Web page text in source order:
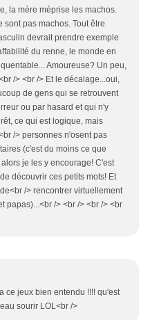
la mère méprise les machos.
sont pas machos. Tout être
devrait prendre exemple
du renne, le monde en
Amoureuse? Un peu,
/> <br /> Et le décalage...oui,
de gens qui se retrouvent
ou par hasard et qui n'y
ce qui est logique, mais
/> personnes n'osent pas
(c'est du moins ce que
je les y encourage! C'est
découvrir ces petits mots! Et
/> rencontrer virtuellement
papas)...<br /> <br /> <br /> <br
ce jeux bien entendu !!!! qu'est
sourir LOL<br />